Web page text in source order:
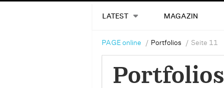
LATEST MAGAZIN
PAGE online Portfolios Seite 11
Portfolios